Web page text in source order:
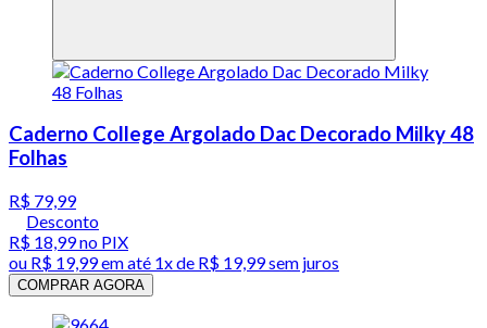
Caderno College Argolado Dac Decorado Milky 48
Folhas
R$ 79,99
Desconto
R$ 18,99no PIX
ou R$ 19,99em até 1x de R$ 19,99sem juros
COMPRAR AGORA